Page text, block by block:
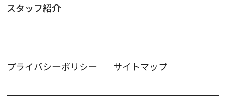
スタッフ紹介
プライバシーポリシー サイトマップ